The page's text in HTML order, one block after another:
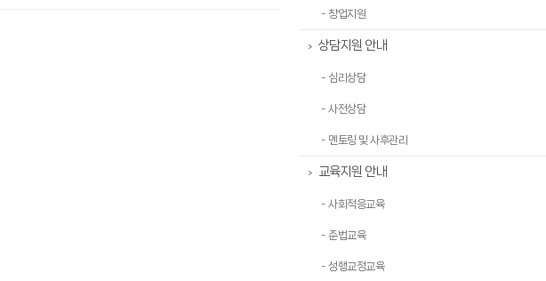
- 창업지원
> 상담지원 안내
- 심리상담
- 사전상담
- 멘토링 및 사후관리
> 교육지원 안내
- 사회적응교육
- 준법교육
- 성행교정교육